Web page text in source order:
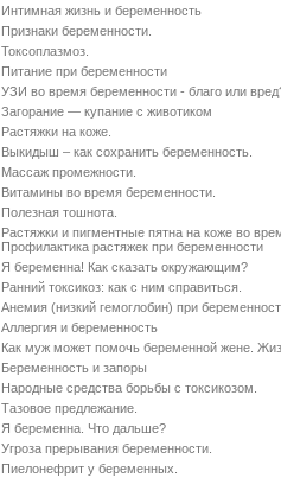
Интимная жизнь и беременность
Признаки беременности.
Токсоплазмоз.
Питание при беременности
УЗИ во время беременности - благо или
Загорание — купание с животиком
Растяжки на коже.
Выкидыш – как сохранить беременность.
Массаж промежности.
Витамины во время беременности.
Полезная тошнота.
Растяжки и пигментные пятна на коже во
Профилактика растяжек при беременности
Я беременна! Как сказать окружающим?
Ранний токсикоз: как с ним справиться.
Анемия (низкий гемоглобин) при
Аллергия и беременность
Как муж может помочь беременной жене.
Беременность и запоры
Народные средства борьбы с токсикозом.
Тазовое предлежание.
Я беременна. Что дальше?
Угроза прерывания беременности.
Пиелонефрит у беременных.